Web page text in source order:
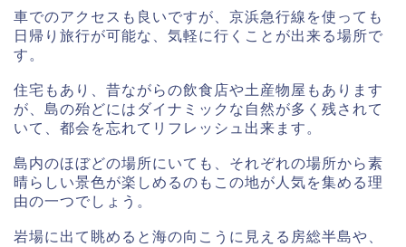
車でのアクセスも良いですが、京浜急行線を使っても
日帰り旅行が可能な、気軽に行くことが出来る場所で
す。
住宅もあり、昔ながらの飲食店や土産物屋もあります
が、島の殆どにはダイナミックな自然が多く残されて
いて、都会を忘れてリフレッシュ出来ます。
島内のほぼどの場所にいても、それぞれの場所から素
晴らしい景色が楽しめるのもこの地が人気を集める理
由の一つでしょう。
岩場に出て眺めると海の向こうに見える房総半島や、